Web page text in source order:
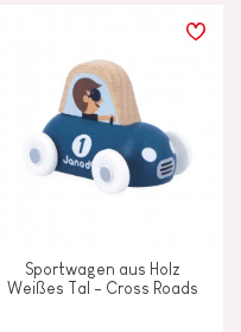
Sportwagen aus Holz
Weißes Tal - Cross Roads